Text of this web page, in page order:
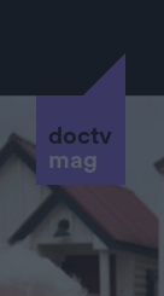
doctv
mag